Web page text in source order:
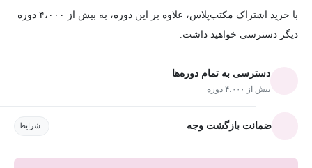
با خرید اشتراک مکتب‌پلاس، علاوه بر این دوره، به بیش از ۴،۰۰۰ دوره
دیگر دسترسی خواهید داشت.
دسترسی به تمام دوره‌ها
بیش از ۴،۰۰۰ دوره
ضمانت بازگشت وجه شرایط